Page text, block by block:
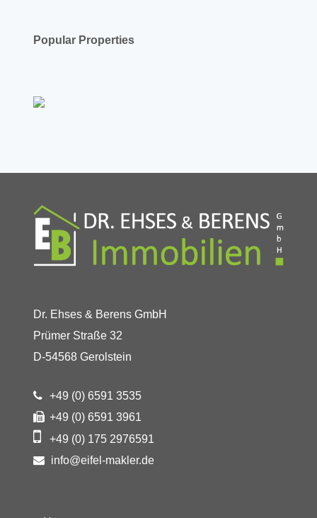
Popular Properties
Dr. Ehses & Berens GmbH
Prümer Straße 32
D-54568 Gerolstein
+49 (0) 6591 3535
+49 (0) 6591 3961
+49 (0) 175 2976591
info@eifel-makler.de